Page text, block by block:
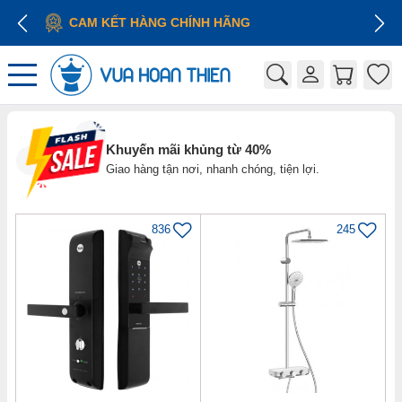
GIÁ CẠNH TRANH
Khuyến mãi khủng từ 40%
Giao hàng tận nơi, nhanh chóng, tiện lợi.
836 245